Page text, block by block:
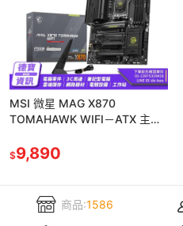
MSI 微星 MAG X870
TOMAHAWK WIFI－ATX 主機
$9,890
商品:1586